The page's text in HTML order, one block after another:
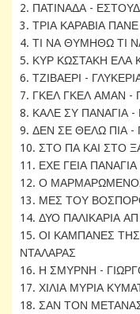
2. ΠΑΤΙΝΑΔΑ -
3. ΤΡΙΑ ΚΑΡΑΒΙΑ
4. ΤΙ ΝΑ ΘΥΜΗΘΩ ΤΙ
5. ΚΥΡ ΚΩΣΤΑΚΗ ΕΛΑ
6. ΤΖΙΒΑΕΡΙ -
7. ΓΚΕΛ ΓΚΕΛ ΑΜΑΝ -
8. ΚΑΛΕ ΣΥ ΠΑΝΑΓΙΑ -
9. ΔΕΝ ΣΕ ΘΕΛΩ ΠΙΑ -
10. ΣΤΟ ΠΑ ΚΑΙ ΣΤΟ
11. ΕΧΕ ΓΕΙΑ ΠΑΝΑΓΙΑ
12. Ο ΜΑΡΜΑΡΩΜΕΝΟΣ
13. ΜΕΣ ΤΟΥ
14. ΔΥΟ ΠΑΛΙΚΑΡΙΑ ΑΠ
15. ΟΙ ΚΑΜΠΑΝΕΣ
ΝΤΑΛΑΡΑΣ
16. Η ΣΜΥΡΝΗ -
17. ΧΙΛΙΑ ΜΥΡΙΑ
18. ΣΑΝ ΤΟΝ